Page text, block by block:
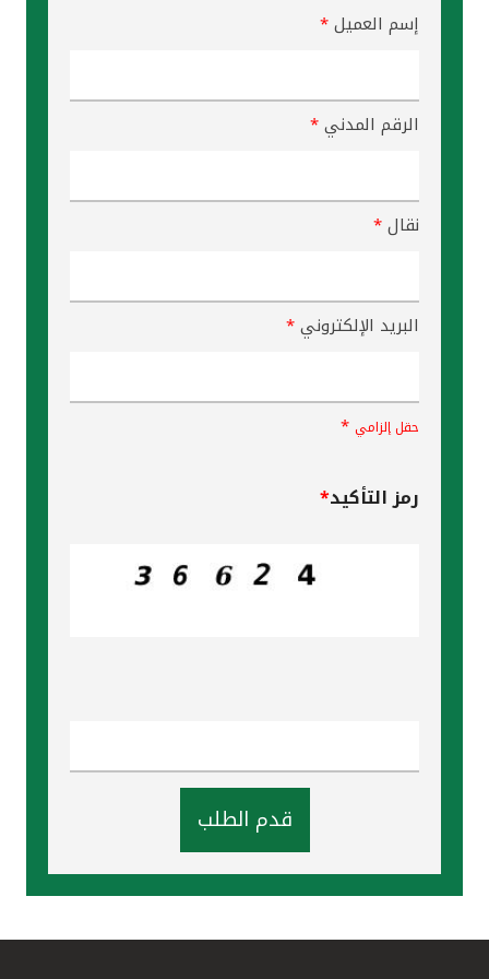
إسم العميل*
الرقم المدني*
نقال*
البريد الإلكتروني*
حقل إلزامي *
رمز التأكيد*
قدم الطلب